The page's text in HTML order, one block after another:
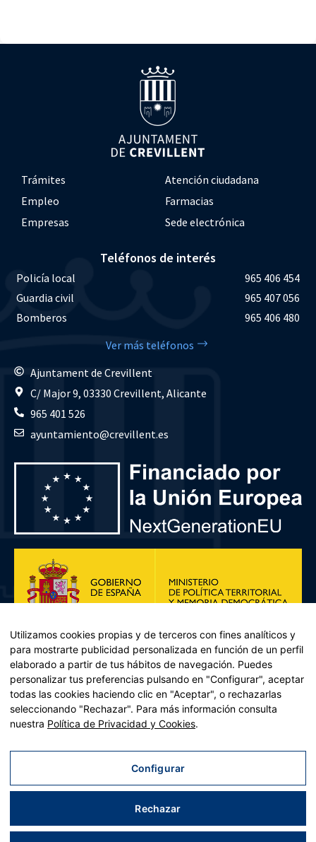
Trámites
Atención ciudadana
Empleo
Farmacias
Empresas
Sede electrónica
Teléfonos de interés
Policía local
965 406 454
Guardia civil
965 407 056
Bomberos
965 406 480
Ver más teléfonos
Ajuntament de Crevillent
C/ Major 9, 03330 Crevillent, Alicante
965 401 526
ayuntamiento@crevillent.es
Plan de Recuperación, Transformación y Resiliencia – Financiado por
Recuperación y resiliencia, establecido por el Reglamento (UE)
2021/241 del Parlamento Europeo y del Consejo, de 12 de febrero
Aviso legal|Política de privacidad|Política de cookies|Accesibilidad|Mapa web
Utilizamos cookies propias y de terceros con fines analíticos y
para mostrarte publicidad personalizada en función de un perfil
elaborado a partir de tus hábitos de navegación. Puedes
personalizar tus preferencias pulsando en "Configurar", aceptar
todas las cookies haciendo clic en "Aceptar", o rechazarlas
seleccionando "Rechazar". Para más información consulta
nuestra Política de Privacidad y Cookies.
Configurar
Rechazar